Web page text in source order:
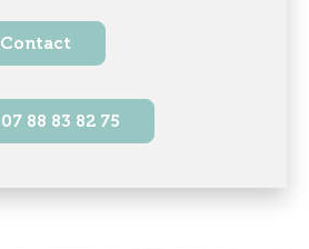
Contact
07 88 83 82 75